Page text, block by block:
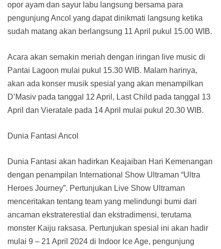
opor ayam dan sayur labu langsung bersama para
pengunjung Ancol yang dapat dinikmati langsung ketika
sudah matang akan berlangsung 11 April pukul 15.00 WIB.
Acara akan semakin meriah dengan iringan live music di
Pantai Lagoon mulai pukul 15.30 WIB. Malam harinya,
akan ada konser musik spesial yang akan menampilkan
D’Masiv pada tanggal 12 April, Last Child pada tanggal 13
April dan Vieratale pada 14 April mulai pukul 20.30 WIB.
Dunia Fantasi Ancol
Dunia Fantasi akan hadirkan Keajaiban Hari Kemenangan
dengan penampilan International Show Ultraman “Ultra
Heroes Journey”. Pertunjukan Live Show Ultraman
menceritakan tentang team yang melindungi bumi dari
ancaman ekstraterestial dan ekstradimensi, terutama
monster Kaiju raksasa. Pertunjukan spesial ini akan hadir
mulai 9 – 21 April 2024 di Indoor Ice Age, pengunjung